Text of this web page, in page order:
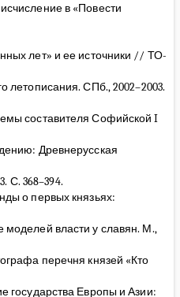
в «Повести
лет» и ее источники // ТО-
летописания. СПб., 2002–2003.
составителя Софийской I
Древнерусская
С. 368–394.
о первых князьях:
моделей власти у славян. М.,
перечня князей «Кто
Европы и Азии: